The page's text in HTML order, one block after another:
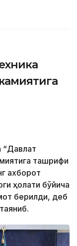
“Давлат
ташрифи
ахборот
ҳолати бўйича
берилди, деб